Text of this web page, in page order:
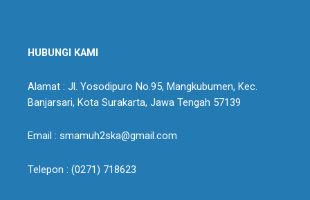
HUBUNGI KAMI
Alamat : Jl. Yosodipuro No.95, Mangkubumen, Kec.
Banjarsari, Kota Surakarta, Jawa Tengah 57139
Email : smamuh2ska@gmail.com
Telepon : (0271) 718623